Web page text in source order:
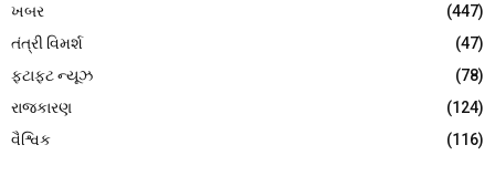
ખબર
(447)
તંત્રી વિમર્શ
(47)
ફટાફટ ન્યૂઝ
(78)
રાજકારણ
(124)
વૈશ્વિક
(116)